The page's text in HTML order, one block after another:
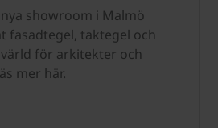
showroom i Malmö
fasadtegel, taktegel och
för arkitekter och
mer här.